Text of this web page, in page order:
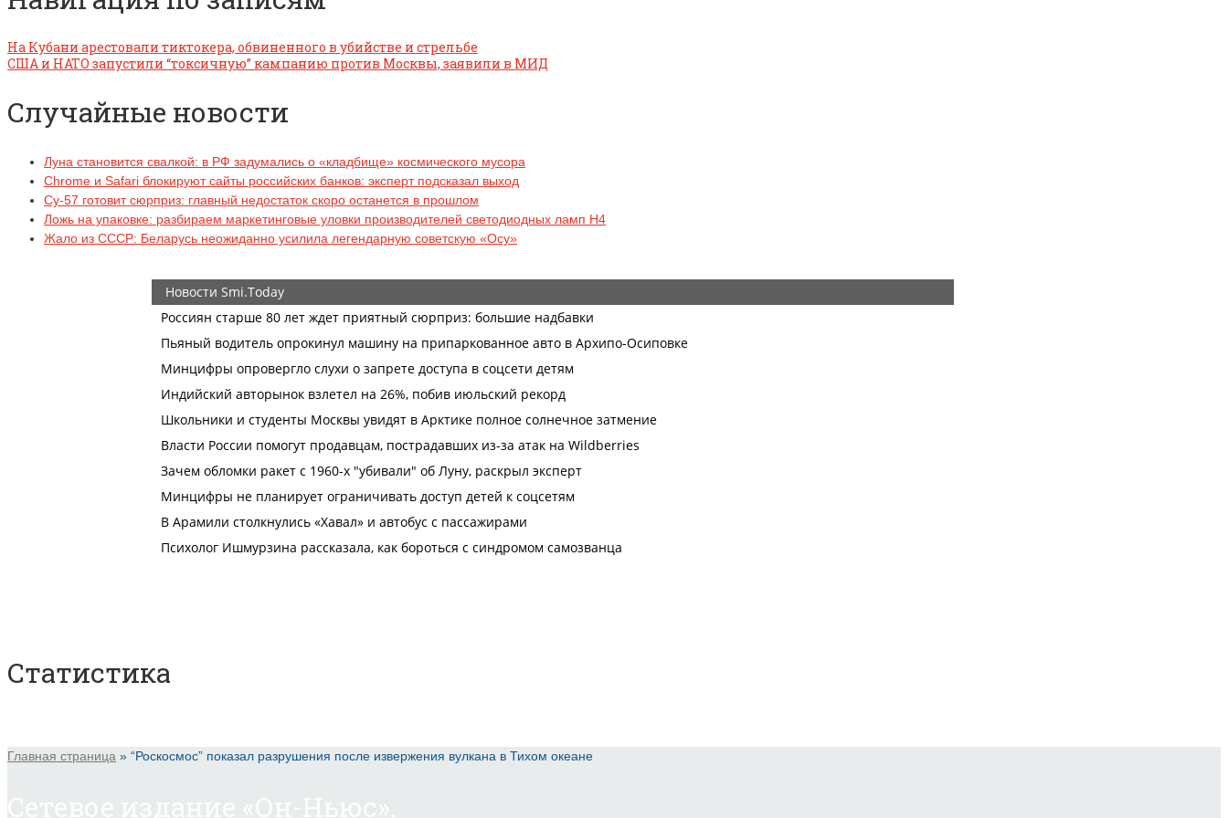
На Кубани арестовали тиктокера, обвиненного в убийстве и стрельбе
США и НАТО запустили “токсичную” кампанию против Москвы, заявили в МИД
Случайные новости
Луна становится свалкой: в РФ задумались о «кладбище» космического мусора
Chrome и Safari блокируют сайты российских банков: эксперт подсказал выход
Су-57 готовит сюрприз: главный недостаток скоро останется в прошлом
Ложь на упаковке: разбираем маркетинговые уловки производителей светодиодных ламп H4
Жало из СССР: Беларусь неожиданно усилила легендарную советскую «Осу»
Статистика
Главная страница » “Роскосмос” показал разрушения после извержения вулкана в Тихом океане